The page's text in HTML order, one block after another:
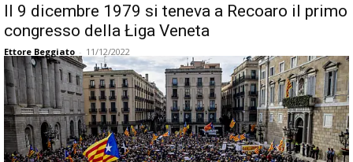
Il 9 dicembre 1979 si teneva a Recoaro il primo
congresso della Łiga Veneta
Ettore Beggiato - 11/12/2022